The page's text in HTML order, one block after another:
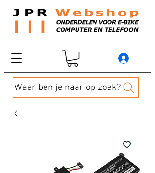
Waar ben je naar op zoek?